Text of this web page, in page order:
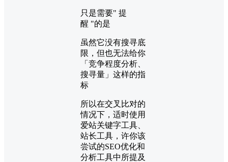
只是需要" 提
醒 "的是
虽然它没有搜寻底
限，但也无法给你
「竞争程度分析、
搜寻量」这样的指
标
所以在交叉比对的
情况下，适时使用
爱站关键字工具、
站长工具，许你该
尝试的SEO优化和
分析工具中所提及